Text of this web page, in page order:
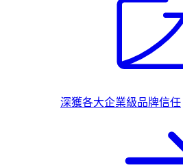
深獲各大企業級品牌信任